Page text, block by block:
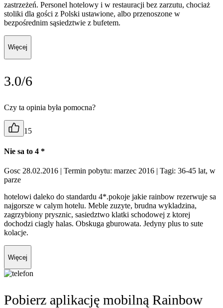
zastrzeżeń. Personel hotelowy i w restauracji bez zarzutu, chociaż
stoliki dla gości z Polski ustawione, albo przenoszone w
bezpośrednim sąsiedztwie z bufetem.
Więcej
3.0/6
Czy ta opinia była pomocna?
15
Nie sa to 4 *
Gosc 28.02.2016 | Termin pobytu: marzec 2016 | Tagi: 36-45 lat, w
parze
hotelowi daleko do standardu 4*.pokoje jakie rainbow rezerwuje sa
najgorsze w calym hotelu. Meble zuzyte, brudna wykladzina,
zagrzybiony prysznic, sasiedztwo klatki schodowej z ktorej
dochodzi ciagly halas. Obskuga gburowata. Jedyny plus to sute
kolacje.
Więcej
Pobierz aplikację mobilną Rainbow